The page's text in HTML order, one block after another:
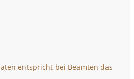
entspricht bei Beamten das